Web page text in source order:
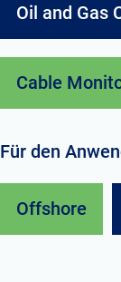
Oil and Gas
Cable
Für den
Offshore